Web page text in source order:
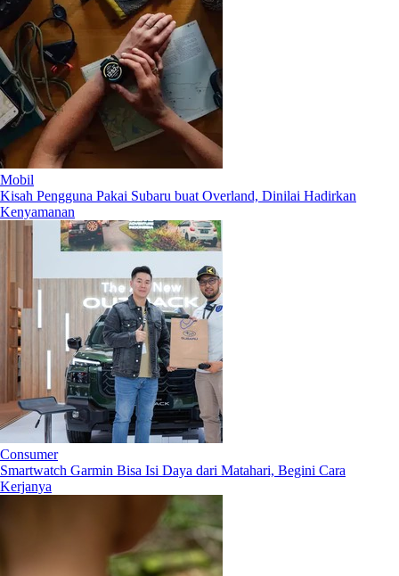
Mobil
Kisah Pengguna Pakai Subaru buat Overland, Dinilai Hadirkan
Kenyamanan
Consumer
Smartwatch Garmin Bisa Isi Daya dari Matahari, Begini Cara
Kerjanya